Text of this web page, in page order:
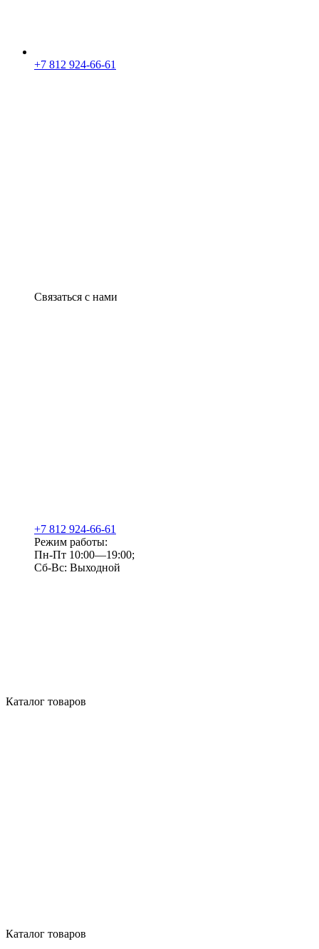
+7 812 924-66-61
Связаться с нами
+7 812 924-66-61
Режим работы:
Пн-Пт 10:00—19:00;
Сб-Вс: Выходной
Каталог товаров
Каталог товаров